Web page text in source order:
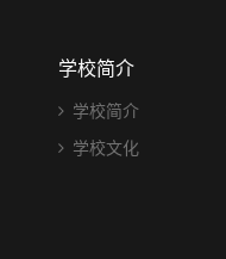
学校简介
学校简介
学校文化